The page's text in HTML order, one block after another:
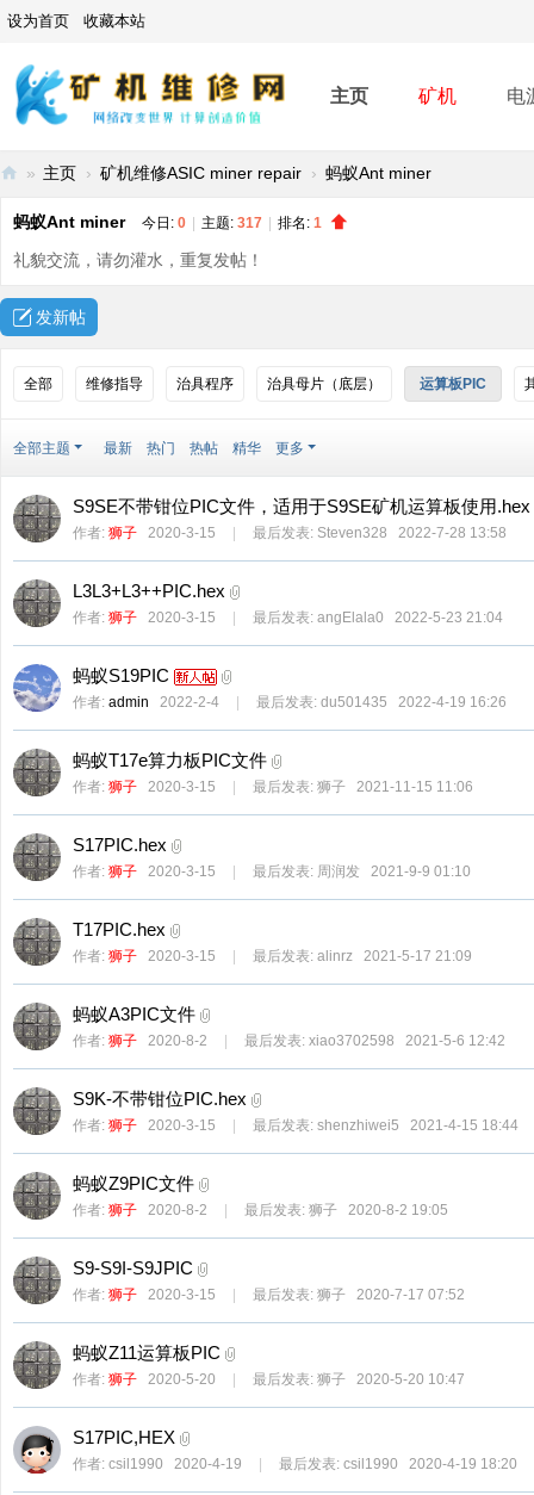
设为首页 收藏本站
主页 矿机 电
修
SI
mi
r r
ep
» 主页 › 矿机维修ASIC miner repair › 蚂蚁Ant miner
蚂蚁Ant miner 今日: 0 主题: 317 排名: 1
礼貌交流，请勿灌水，重复发帖！
发新帖
全部 维修指导 治具程序 治具母片（底层） 运算板PIC
全部主题 最新 热门 热帖 精华 更多
S9SE不带钳位PIC文件，适用于S9SE矿机运算板使用.hex
作者: 狮子 2020-3-15 最后发表: Steven328 2022-7-28 13:58
L3L3+L3++PIC.hex
作者: 狮子 2020-3-15 最后发表: angElala0 2022-5-23 21:04
蚂蚁S19PIC
作者: admin 2022-2-4 最后发表: du501435 2022-4-19 16:26
蚂蚁T17e算力板PIC文件
作者: 狮子 2020-3-15 最后发表: 狮子 2021-11-15 11:06
S17PIC.hex
作者: 狮子 2020-3-15 最后发表: 周润发 2021-9-9 01:10
T17PIC.hex
作者: 狮子 2020-3-15 最后发表: alinrz 2021-5-17 21:09
蚂蚁A3PIC文件
作者: 狮子 2020-8-2 最后发表: xiao3702598 2021-5-6 12:42
S9K-不带钳位PIC.hex
作者: 狮子 2020-3-15 最后发表: shenzhiwei5 2021-4-15 18:44
蚂蚁Z9PIC文件
作者: 狮子 2020-8-2 最后发表: 狮子 2020-8-2 19:05
S9-S9I-S9JPIC
作者: 狮子 2020-3-15 最后发表: 狮子 2020-7-17 07:52
蚂蚁Z11运算板PIC
作者: 狮子 2020-5-20 最后发表: 狮子 2020-5-20 10:47
S17PIC,HEX
作者: csil1990 2020-4-19 最后发表: csil1990 2020-4-19 18:20